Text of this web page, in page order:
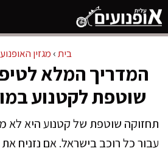
לדלג
לתוכן
בית› מגזין
המדריך המלא
שוטפת לקטנוע
תחזוקה שוטפת של קטנוע היא לא
עבור כל רוכב בישראל. אם נזניח